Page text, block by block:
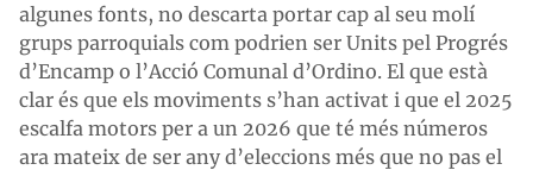
algunes fonts, no descarta portar cap al seu molí
grups parroquials com podrien ser Units pel Progrés
d’Encamp o l’Acció Comunal d’Ordino. El que està
clar és que els moviments s’han activat i que el 2025
escalfa motors per a un 2026 que té més números
ara mateix de ser any d’eleccions més que no pas el